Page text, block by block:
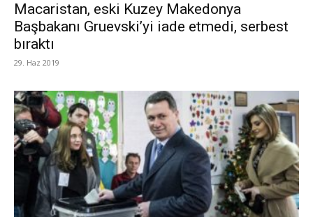
Macaristan, eski Kuzey Makedonya
Başbakanı Gruevski’yi iade etmedi, serbest
bıraktı
29. Haz 2019